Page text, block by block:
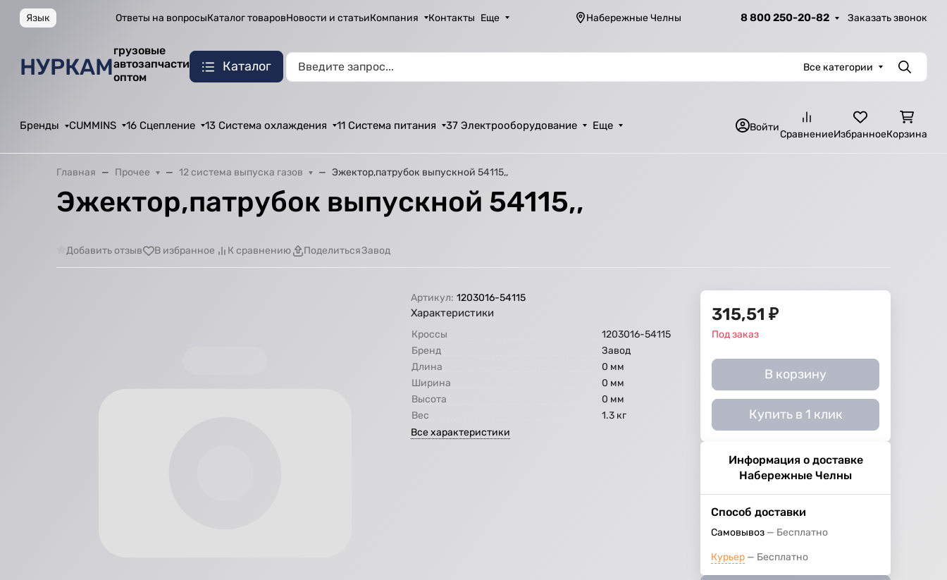
Язык Ответы на вопросыКаталог товаровНовости и статьиКомпания Контакты Еще Набережные Челны 8 800 250-20-82 Заказать звонок
НУРКАМ
грузовые
автозапчасти
оптом
Каталог Все категории Поиск
Бренды CUMMINS 16 Сцепление 13 Система охлаждения 11 Система питания 37 Электрооборудование Еще Войти
СравнениеИзбранноеКорзина
Главная Прочее 12 система выпуска газов Эжектор,патрубок выпускной 54115,,
Эжектор,патрубок выпускной 54115,,
Добавить отзыв В избранное К сравнению ПоделитьсяЗавод
Артикул: 1203016-54115
Характеристики
Кроссы
1203016-54115
Бренд
Завод
Длина
0 мм
Ширина
0 мм
Высота
0 мм
Вес
1.3 кг
Все характеристики
315,51 ₽
Под заказ
В корзину
Купить в 1 клик
Информация о доставке
Набережные Челны
Способ доставки
Самовывоз Бесплатно
Курьер Бесплатно